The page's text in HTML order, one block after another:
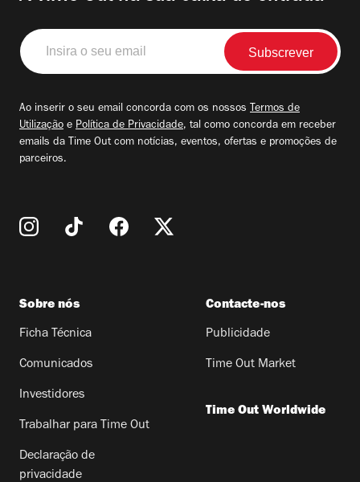
Insira
o
seu
Ao inserir o seu email concorda com os nossos Termos de
Utilização e Política de Privacidade, tal como concorda em receber
emails da Time Out com notícias, eventos, ofertas e promoções de
parceiros.
Sobre nós
Ficha Técnica
Comunicados
Investidores
Trabalhar para Time Out
Declaração de
privacidade
Contacte-nos
Publicidade
Time Out Market
Time Out Worldwide